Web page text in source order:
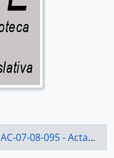
AC-07-08-095 - Actas-2007-2008